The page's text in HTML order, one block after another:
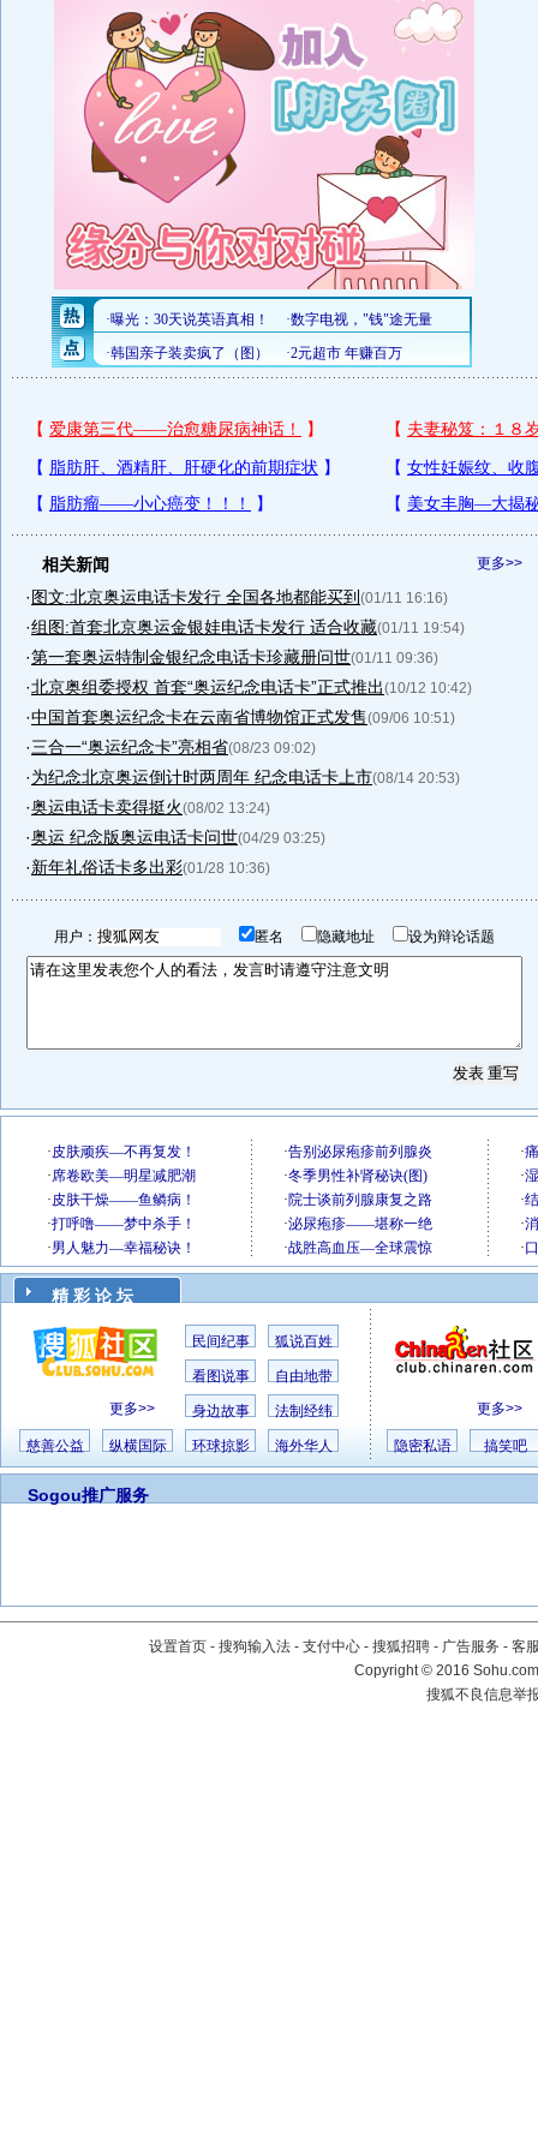
更多>>
相关新闻
·图文:北京奥运电话卡发行 全国各地都能买到 (01/11 16:16)
·组图:首套北京奥运金银娃电话卡发行 适合收藏(01/11 19:54)
·第一套奥运特制金银纪念电话卡珍藏册问世(01/11 09:36)
·北京奥组委授权 首套“奥运纪念电话卡”正式推出(10/12 10:42)
·中国首套奥运纪念卡在云南省博物馆正式发售(09/06 10:51)
·三合一“奥运纪念卡”亮相省(08/23 09:02)
·为纪念北京奥运倒计时两周年 纪念电话卡上市(08/14 20:53)
·奥运电话卡卖得挺火(08/02 13:24)
·奥运 纪念版奥运电话卡问世(04/29 03:25)
·新年礼俗话卡多出彩(01/28 10:36)
用户： 匿名 隐藏地址 设为辩论话题
精 彩 论 坛
更多>>
民间纪事 狐说百姓
看图说事 自由地带
身边故事 法制经纬
慈善公益 纵横国际 环球掠影 海外华人
更多>>
隐密私语 搞笑吧
Sogou推广服务
设置首页 - 搜狗输入法 - 支付中心 - 搜狐招聘 - 广告服务 - 客
Copyright©2016
搜狐不良信息举